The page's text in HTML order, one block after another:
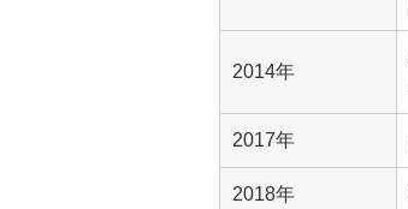
2014年
2017年
2018年